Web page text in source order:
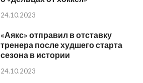
24.10.2023
«Аякс» отправил в отставку
тренера после худшего старта
сезона в истории
24.10.2023